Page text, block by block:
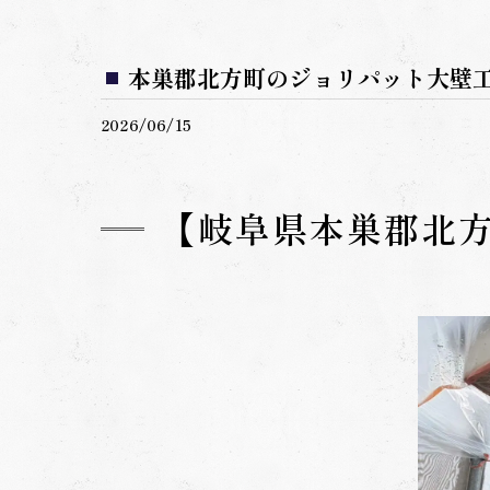
本巣郡北方町のジョリパット大
2026/06/15
【岐阜県本巣郡北